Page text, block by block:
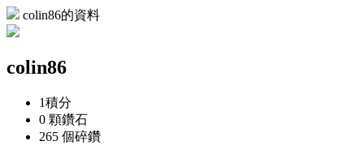
colin86的資料
colin86
1積分
0 顆鑽石
265 個碎鑽